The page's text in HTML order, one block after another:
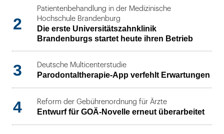
2
Patientenbehandlung in der Medizinische
Hochschule Brandenburg
Die erste Universitätszahnklinik
Brandenburgs startet heute ihren Betrieb
3 Deutsche Multicenterstudie
Parodontaltherapie-App verfehlt Erwartungen
4 Reform der Gebührenordnung für Ärzte
Entwurf für GOÄ-Novelle erneut überarbeitet